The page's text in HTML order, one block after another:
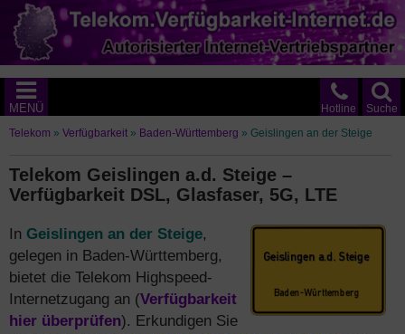
Suche
Hotline
MENÜ
Telekom » Verfügbarkeit » Baden-Württemberg » Geislingen an der Steige
Telekom Geislingen a.d. Steige –
Verfügbarkeit DSL, Glasfaser, 5G, LTE
In Geislingen an der Steige,
gelegen in Baden-Württemberg,
bietet die Telekom Highspeed-
Internetzugang an (Verfügbarkeit
hier überprüfen). Erkundigen Sie